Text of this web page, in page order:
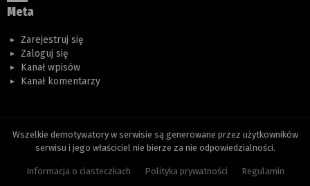
Meta
Zarejestruj się
Zaloguj się
Kanał wpisów
Kanał komentarzy
Wszelkie demotywatory w serwisie są generowane przez użytkowników
serwisu i jego właściciel nie bierze za nie odpowiedzialności.
Informacja o ciasteczkach Polityka prywatności Regulamin